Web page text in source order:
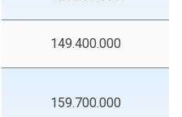
149.400.000
159.700.000